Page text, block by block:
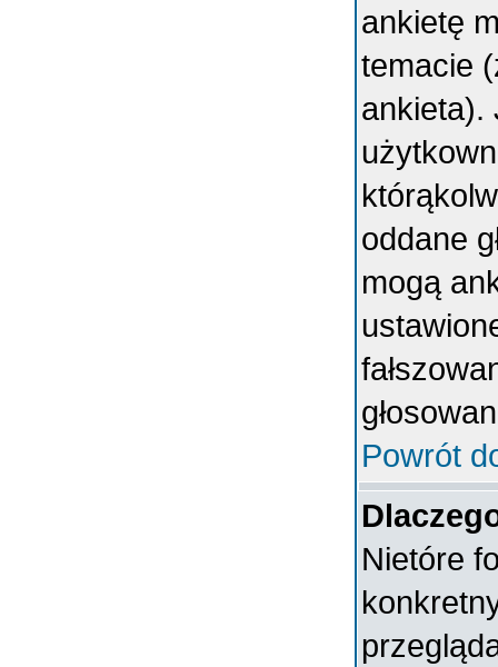
ankietę
temacie
ankieta).
oddane
mogą
Powrót
Nietóre